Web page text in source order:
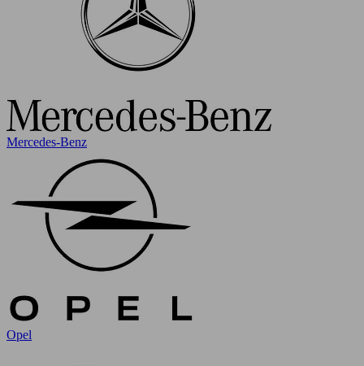
Mercedes-Benz
Opel